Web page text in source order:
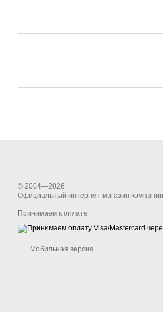
© 2004—2026
Официальный интернет-магазин
Принимаем к оплате
Мобильная версия